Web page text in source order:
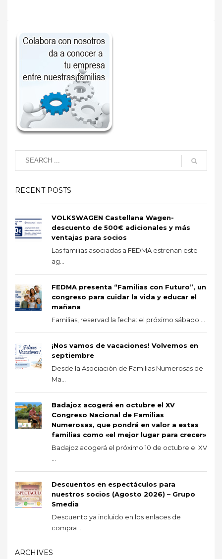
RECENT POSTS
VOLKSWAGEN Castellana Wagen-
descuento de 500€ adicionales y más
ventajas para socios
Las familias asociadas a FEDMA estrenan este
ag...
FEDMA presenta “Familias con Futuro”, un
congreso para cuidar la vida y educar el
mañana
Familias, reservad la fecha: el próximo sábado ...
¡Nos vamos de vacaciones! Volvemos en
septiembre
Desde la Asociación de Familias Numerosas de
Ma...
Badajoz acogerá en octubre el XV
Congreso Nacional de Familias
Numerosas, que pondrá en valor a estas
familias como «el mejor lugar para crecer»
Badajoz acogerá el próximo 10 de octubre el XV
Descuentos en espectáculos para
nuestros socios (Agosto 2026) – Grupo
Smedia
Descuento ya incluido en los enlaces de
compra ...
ARCHIVES